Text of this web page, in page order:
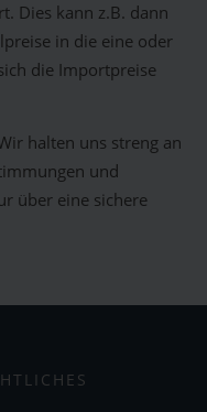
Dies kann z.B. dann
in die eine oder
die Importpreise
halten uns streng an
und
über eine sichere